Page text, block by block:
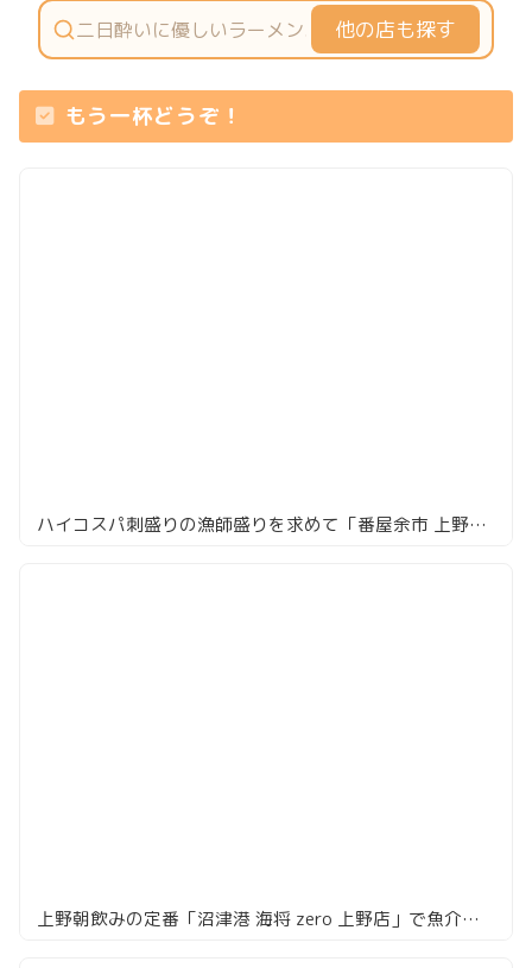
他の店も探す
もう一杯どうぞ！
ハイコスパ刺盛りの漁師盛りを求めて「番屋余市 上野店」
上野朝飲みの定番「沼津港 海将 zero 上野店」で魚介をつまみにハイボール